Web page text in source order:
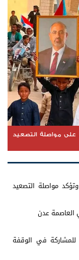
على مواصلة التصعيد
مواصلة التصعيد
العاصمة عدن
للمشاركة في الوقفة